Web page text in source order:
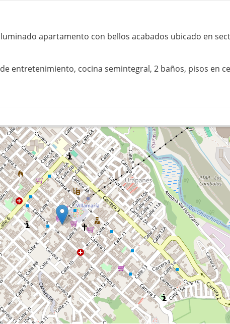
apartamento con bellos acabados ubicado en
entretenimiento, cocina semintegral, 2 baños, pisos en